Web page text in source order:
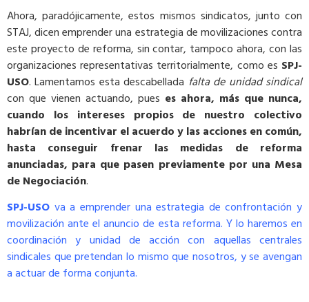
Ahora, paradójicamente, estos mismos sindicatos, junto con
STAJ, dicen emprender una estrategia de movilizaciones contra
este proyecto de reforma, sin contar, tampoco ahora, con las
organizaciones representativas territorialmente, como es SPJ-
USO. Lamentamos esta descabellada falta de unidad sindical
con que vienen actuando, pues es ahora, más que nunca,
cuando los intereses propios de nuestro colectivo
habrían de incentivar el acuerdo y las acciones en común,
hasta conseguir frenar las medidas de reforma
anunciadas, para que pasen previamente por una Mesa
de Negociación.
SPJ-USO va a emprender una estrategia de confrontación y
movilización ante el anuncio de esta reforma. Y lo haremos en
coordinación y unidad de acción con aquellas centrales
sindicales que pretendan lo mismo que nosotros, y se avengan
a actuar de forma conjunta.